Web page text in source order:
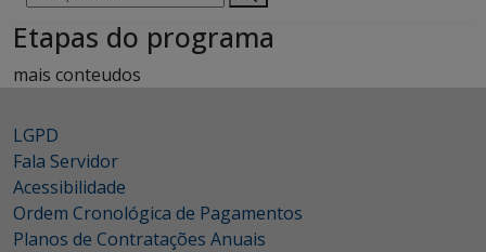
por:
Etapas do programa
mais conteudos
LGPD
Fala Servidor
Acessibilidade
Ordem Cronológica de Pagamentos
Planos de Contratações Anuais